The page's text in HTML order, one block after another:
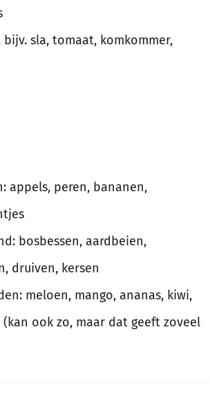
bijv. sla, tomaat, komkommer,
appels, peren, bananen,
bosbessen, aardbeien,
druiven, kersen
meloen, mango, ananas, kiwi,
ook zo, maar dat geeft zoveel